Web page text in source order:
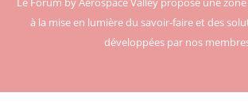
à la mise en lumière du savoir-faire et des
développées par nos